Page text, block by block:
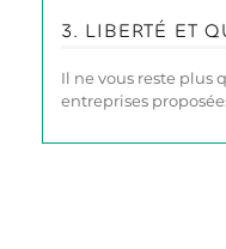
3. LIBERTÉ ET
Il ne vous reste plus
entreprises